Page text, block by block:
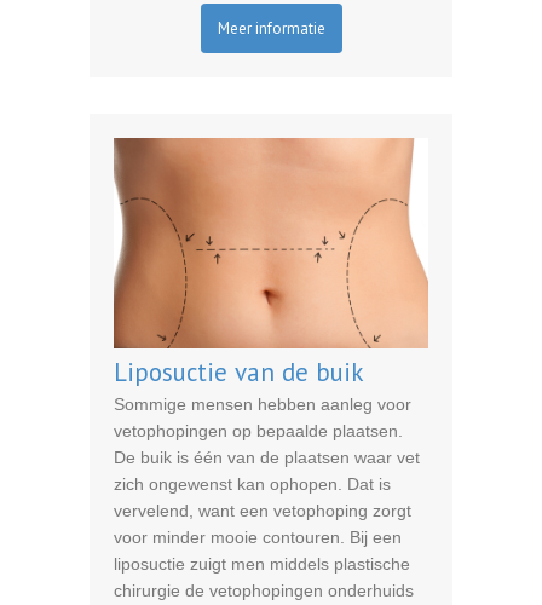
Meer informatie
Liposuctie van de buik
Sommige mensen hebben aanleg voor
vetophopingen op bepaalde plaatsen.
De buik is één van de plaatsen waar vet
zich ongewenst kan ophopen. Dat is
vervelend, want een vetophoping zorgt
voor minder mooie contouren. Bij een
liposuctie zuigt men middels plastische
chirurgie de vetophopingen onderhuids